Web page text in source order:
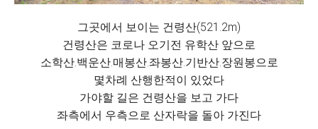
그곳에서 보이는 건령산(521.2m)
건령산은 코로나 오기전 유학산 앞으로
소학산.백운산.매봉산.좌봉산.기반산.장원봉으로
몇차례 산행한적이 있었다
가야할 길은 건령산을 보고 가다
좌측에서 우측으로 산자락을 돌아 가진다